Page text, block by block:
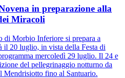
in preparazione alla
Miracoli
di Morbio Inferiore si prepara a
il 20 luglio, in vista della Festa di
mercoledì 29 luglio. Il 24 e
del pellegrinaggio notturno da
Mendrisiotto fino al Santuario.